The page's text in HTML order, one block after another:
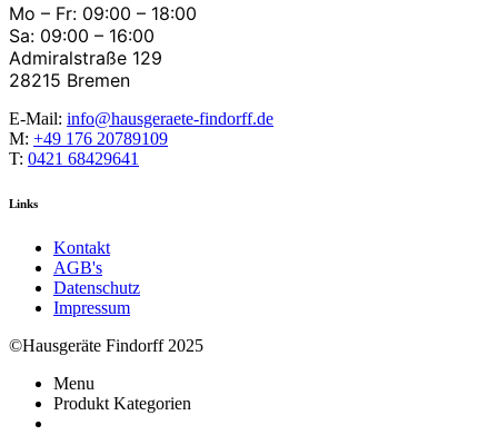
Mo – Fr: 09:00 – 18:00
Sa: 09:00 – 16:00
Admiralstraße 129
28215 Bremen
E-Mail: info@hausgeraete-findorff.de
M: +49 176 20789109
T: 0421 68429641
Links
Kontakt
AGB's
Datenschutz
Impressum
©Hausgeräte Findorff 2025
Menu
Produkt Kategorien